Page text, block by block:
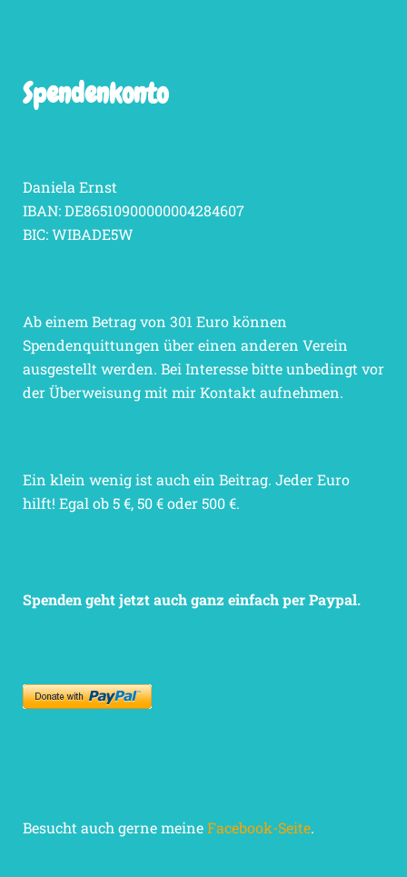
Spendenkonto
Daniela Ernst
IBAN: DE86510900000004284607
BIC: WIBADE5W
Ab einem Betrag von 301 Euro können
Spendenquittungen über einen anderen Verein
ausgestellt werden. Bei Interesse bitte unbedingt vor
der Überweisung mit mir Kontakt aufnehmen.
Ein klein wenig ist auch ein Beitrag. Jeder Euro
hilft! Egal ob 5 €, 50 € oder 500 €.
Spenden geht jetzt auch ganz einfach per Paypal.
Besucht auch gerne meineFacebook-Seite.